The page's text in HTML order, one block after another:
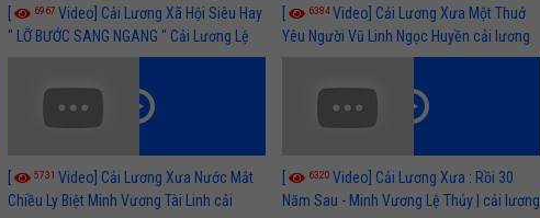
6967 Video] Cải Lương Xã Hội Siêu Hay
" LỠ BƯỚC SANG NGANG " Cải Lương Lệ
Thuỷ, Thanh Tuấn, Hồng Nga
6384Video] Cải Lương Xưa Một Thuở
Yêu Người Vũ Linh Ngọc Huyền cải lương
5731 Video] Cải Lương Xưa Nước Mắt
Chiều Ly Biệt Minh Vương Tài Linh cải
6320 Video] Cải Lương Xưa : Rồi 30
Năm Sau - Minh Vương Lệ Thủy | cải lương